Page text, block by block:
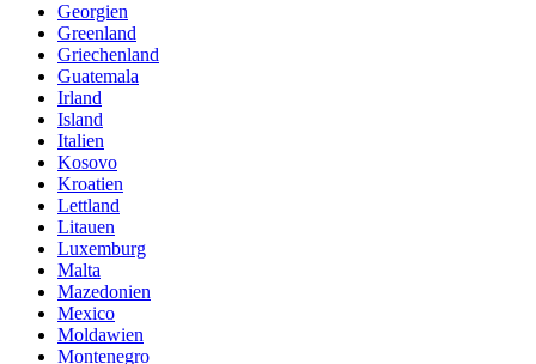
Georgien
Greenland
Griechenland
Guatemala
Irland
Island
Italien
Kosovo
Kroatien
Lettland
Litauen
Luxemburg
Malta
Mazedonien
Mexico
Moldawien
Montenegro